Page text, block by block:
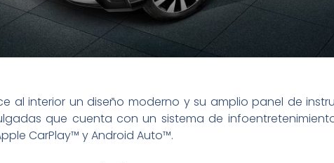
al interior un diseño moderno y su amplio panel de
que cuenta con un sistema de
CarPlay™ y Android Auto™.